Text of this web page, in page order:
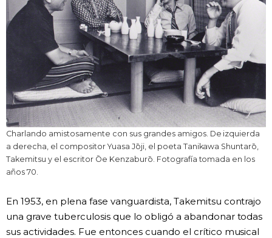
Charlando amistosamente con sus grandes amigos. De izquierda
a derecha, el compositor Yuasa Jōji, el poeta Tanikawa Shuntarō,
Takemitsu y el escritor Ōe Kenzaburō. Fotografía tomada en los
años 70.
En 1953, en plena fase vanguardista, Takemitsu contrajo
una grave tuberculosis que lo obligó a abandonar todas
sus actividades. Fue entonces cuando el crítico musical